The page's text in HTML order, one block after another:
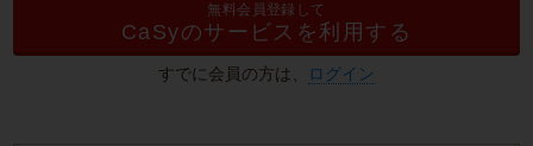
無料会員登録して
CaSyのサービスを利用する
すでに会員の方は、 ログイン